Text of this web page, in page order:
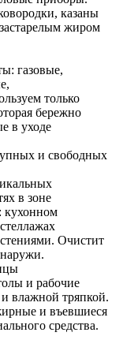
казаны
жиром
газовые,
только
бережно
в уходе
и свободных
в зоне
кухонном
Очистит
и рабочие
влажной тряпкой.
и въевшиеся
средства.